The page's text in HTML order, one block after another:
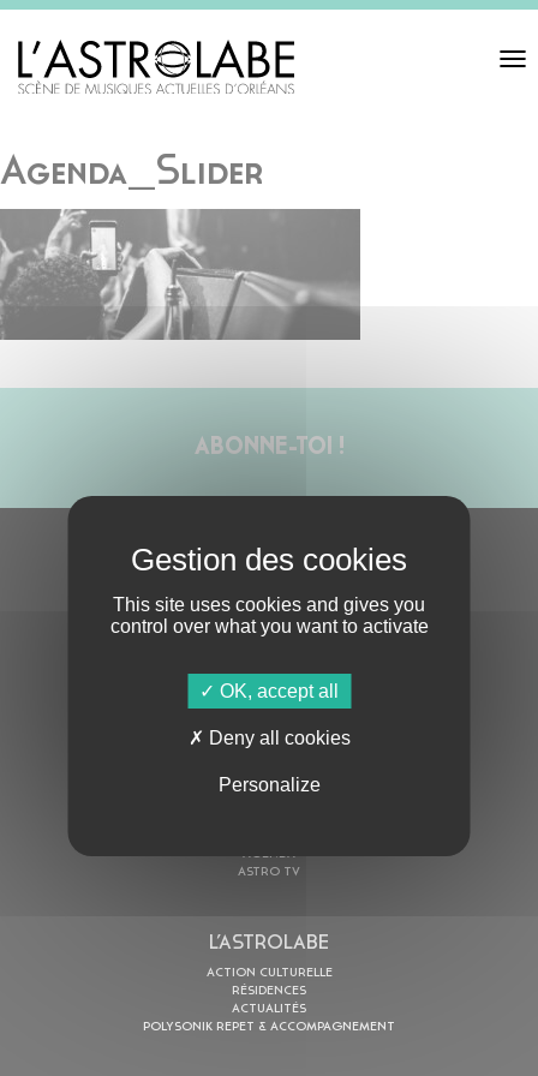
Toggle
Agenda_Slider
ABONNE-TOI !
S'ABONNER À LA NEWSLETTER
En cochant cette case, j’accepte la Politique de confidentialité
AGENDA
ASTRO TV
L’ASTROLABE
ACTION CULTURELLE
RÉSIDENCES
ACTUALITÉS
POLYSONIK REPET & ACCOMPAGNEMENT
This site uses cookies and gives you
control over what you want to activate
OK, accept all
Deny all cookies
Personalize